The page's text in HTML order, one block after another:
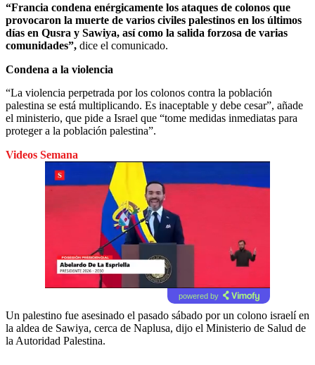
“Francia condena enérgicamente los ataques de colonos que
provocaron la muerte de varios civiles palestinos en los últimos
días en Qusra y Sawiya, así como la salida forzosa de varias
comunidades”, dice el comunicado.
Condena a la violencia
“La violencia perpetrada por los colonos contra la población
palestina se está multiplicando. Es inaceptable y debe cesar”, añade
el ministerio, que pide a Israel que “tome medidas inmediatas para
proteger a la población palestina”.
Videos Semana
powered by
Un palestino fue asesinado el pasado sábado por un colono israelí en
la aldea de Sawiya, cerca de Naplusa, dijo el Ministerio de Salud de
la Autoridad Palestina.